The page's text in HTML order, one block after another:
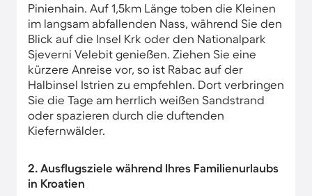
Pinienhain. Auf 1,5km Länge toben die Kleinen
im langsam abfallenden Nass, während Sie den
Blick auf die Insel Krk oder den Nationalpark
Sjeverni Velebit genießen. Ziehen Sie eine
kürzere Anreise vor, so ist Rabac auf der
Halbinsel Istrien zu empfehlen. Dort verbringen
Sie die Tage am herrlich weißen Sandstrand
oder spazieren durch die duftenden
Kiefernwälder.
2. Ausflugsziele während Ihres Familienurlaubs
in Kroatien